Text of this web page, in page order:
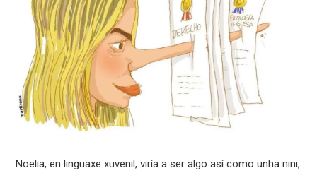
Noelia, en linguaxe xuvenil, viría a ser algo así como unha nini,